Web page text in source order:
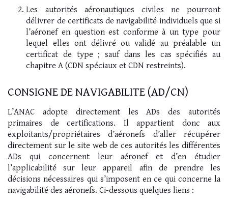
Les autorités aéronautiques civiles ne pourront
délivrer de certificats de navigabilité individuels que si
l’aéronef en question est conforme à un type pour
lequel elles ont délivré ou validé au préalable un
certificat de type ; sauf dans les cas spécifiés au
chapitre A (CDN spéciaux et CDN restreints).
CONSIGNE DE NAVIGABILITE (AD/CN)
L’ANAC adopte directement les ADs des autorités
primaires de certifications. Il appartient donc aux
exploitants/propriétaires d’aéronefs d’aller récupérer
directement sur le site web de ces autorités les différentes
ADs qui concernent leur aéronef et d’en étudier
l’applicabilité sur leur appareil afin de prendre les
décisions nécessaires qui s’imposent en ce qui concerne la
navigabilité des aéronefs. Ci-dessous quelques liens :